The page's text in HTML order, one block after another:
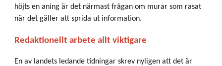
höjts en aning är det närmast frågan om murar som rasat
när det gäller att sprida ut information.
Redaktionellt arbete allt viktigare
En av landets ledande tidningar skrev nyligen att det är